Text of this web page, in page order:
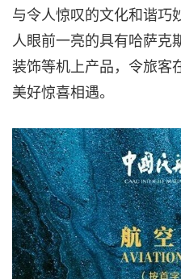
与令人惊叹的文化和谐巧
人眼前一亮的具有哈萨克
装饰等机上产品，令旅客
美好惊喜相遇。